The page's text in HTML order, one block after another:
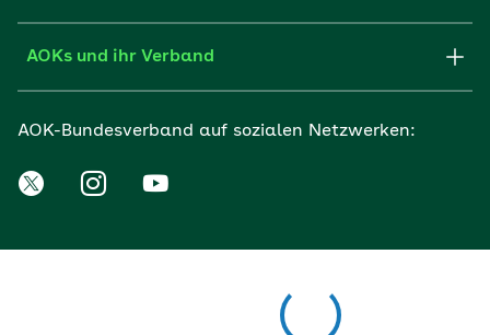
AOKs und ihr Verband
AOK-Bundesverband auf sozialen Netzwerken: